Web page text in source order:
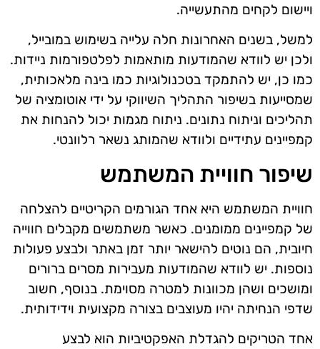
ויישום לקחים מהתעשייה.
למשל, בשנים האחרונות חלה עלייה בשימוש במובייל,
ולכן יש לוודא שהמודעות מותאמות לפלטפורמות ניידות.
כמו כן, יש להתמקד בטכנולוגיות כמו בינה מלאכותית,
שמסייעות בשיפור התהליך השיווקי על ידי אוטומציה של
תהליכים וניתוח נתונים. ניתוח מגמות יכול להנחות את
קמפיינים עתידיים ולוודא שהמותג נשאר רלוונטי.
שיפור חוויית המשתמש
חוויית המשתמש היא אחד הגורמים הקריטיים להצלחה
של קמפיינים ממומנים. כאשר משתמשים מקבלים חווייה
חיובית, הם נוטים להישאר יותר זמן באתר ולבצע פעולות
נוספות. יש לוודא שהמודעות מעבירות מסרים ברורים
ומושכים ושהן מכוונות למטרה מסוימת. בנוסף, חשוב
שדפי הנחיתה יהיו מעוצבים בצורה מקצועית וידידותית.
אחד הטריקים להגדלת האפקטיביות הוא לבצע